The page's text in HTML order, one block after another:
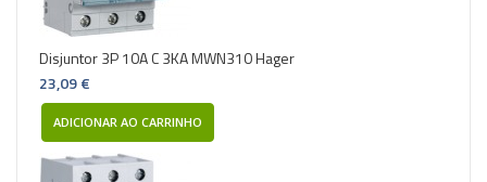
Disjuntor 3P 10A C 3KA MWN310 Hager
23,09 €
ADICIONAR AO CARRINHO